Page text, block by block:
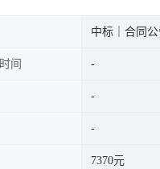
中标｜合同
间
7370元